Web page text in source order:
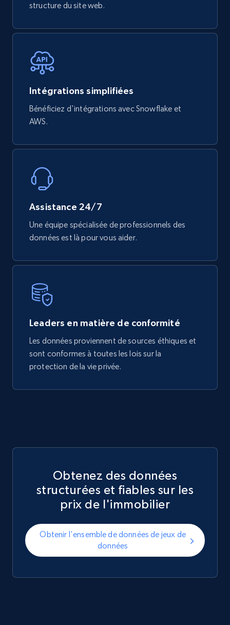
structure du site web.
Intégrations simplifiées
Bénéficiez d'intégrations avec Snowflake et
AWS.
Assistance 24/7
Une équipe spécialisée de professionnels des
données est là pour vous aider.
Leaders en matière de conformité
Les données proviennent de sources éthiques et
sont conformes à toutes les lois sur la
protection de la vie privée.
Obtenez des données
structurées et fiables sur les
prix de l'immobilier
Obtenir l'ensemble de données de jeux de
données